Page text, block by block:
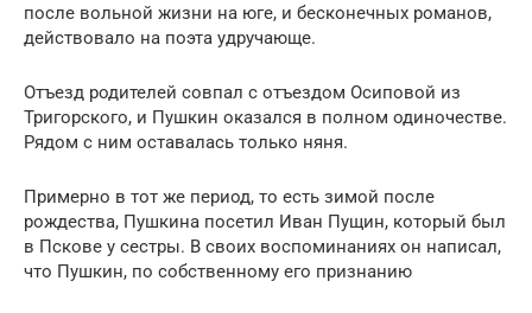
после вольной жизни на юге, и бесконечных романов,
действовало на поэта удручающе.
Отъезд родителей совпал с отъездом Осиповой из
Тригорского, и Пушкин оказался в полном одиночестве.
Рядом с ним оставалась только няня.
Примерно в тот же период, то есть зимой после
рождества, Пушкина посетил Иван Пущин, который был
в Пскове у сестры. В своих воспоминаниях он написал,
что Пушкин, по собственному его признанию